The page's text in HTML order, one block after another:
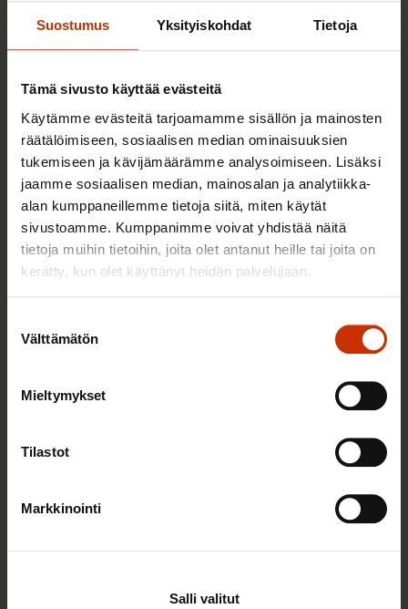
Suostumus Yksityiskohdat Tietoja
Tämä sivusto käyttää evästeitä
Käytämme evästeitä tarjoamamme sisällön ja mainosten
räätälöimiseen, sosiaalisen median ominaisuuksien
tukemiseen ja kävijämäärämme analysoimiseen. Lisäksi
jaamme sosiaalisen median, mainosalan ja analytiikka-
alan kumppaneillemme tietoja siitä, miten käytät
sivustoamme. Kumppanimme voivat yhdistää näitä
tietoja muihin tietoihin, joita olet antanut heille tai joita on
kerätty, kun olet käyttänyt heidän palvelujaan.
valinta
Välttämätön
Mieltymykset
Tilastot
Markkinointi
Salli valitut
Sinua saattaa myös kiinnostaa
Mikä muuttui määräaikaisissa työsuhteissa? Lue
TASA-ARVO JA YHDENVERTAISUUS